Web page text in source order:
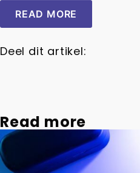
READ MORE
Deel dit artikel:
Read more